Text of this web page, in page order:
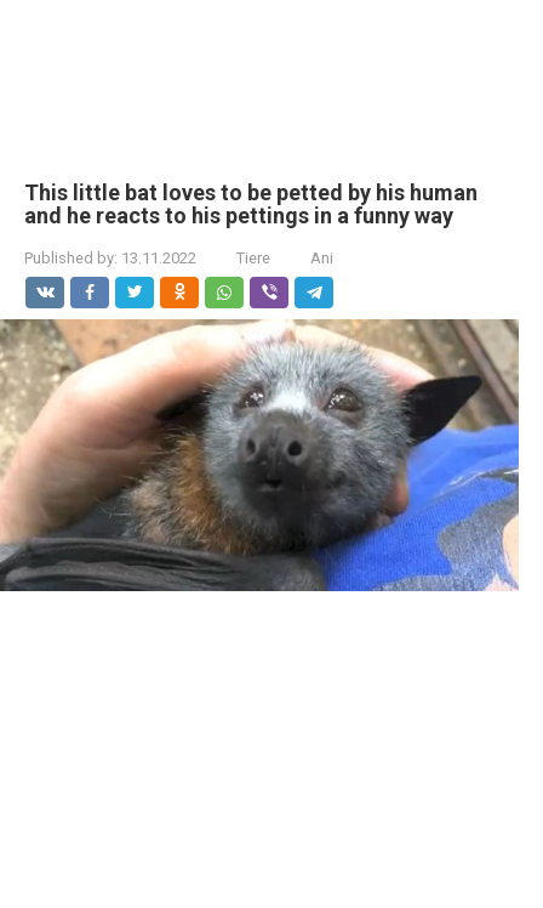
This little bat loves to be petted by his human
and he reacts to his pettings in a funny way
Published by: 13.11.2022 Tiere Ani